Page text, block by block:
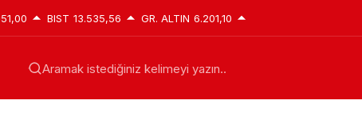
BIST 13.535,56 GR. ALTIN 6.201,10
Aramak istediğiniz kelimeyi yazın..